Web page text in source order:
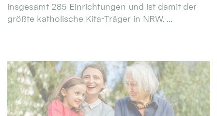
insgesamt 285 Einrichtungen und ist damit der
größte katholische Kita-Träger in NRW. ...